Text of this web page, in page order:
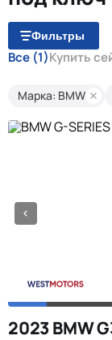
Фильтры
Все (1)Купить
Марка: BMW
2023 BMW